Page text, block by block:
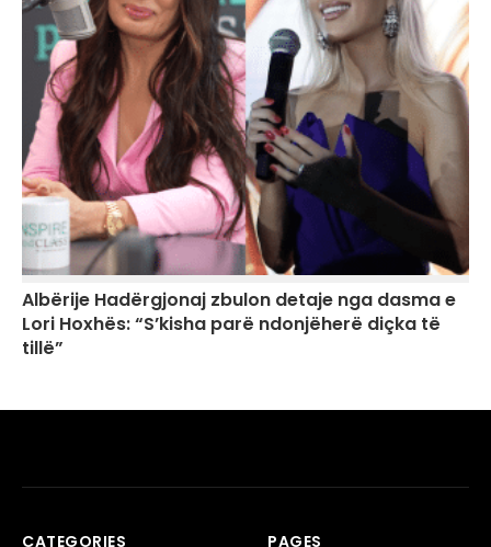
Albërije Hadërgjonaj zbulon detaje nga dasma e
Lori Hoxhës: “S’kisha parë ndonjëherë diçka të
tillë”
CATEGORIES PAGES